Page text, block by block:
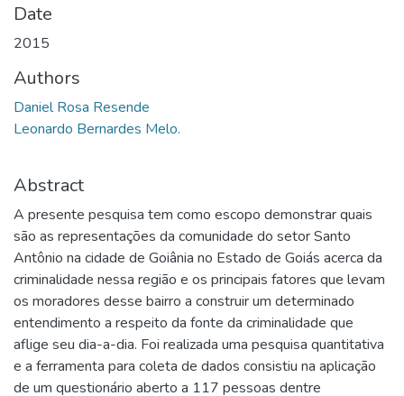
Date
2015
Authors
Daniel Rosa Resende
Leonardo Bernardes Melo.
Abstract
A presente pesquisa tem como escopo demonstrar quais
são as representações da comunidade do setor Santo
Antônio na cidade de Goiânia no Estado de Goiás acerca da
criminalidade nessa região e os principais fatores que levam
os moradores desse bairro a construir um determinado
entendimento a respeito da fonte da criminalidade que
aflige seu dia-a-dia. Foi realizada uma pesquisa quantitativa
e a ferramenta para coleta de dados consistiu na aplicação
de um questionário aberto a 117 pessoas dentre